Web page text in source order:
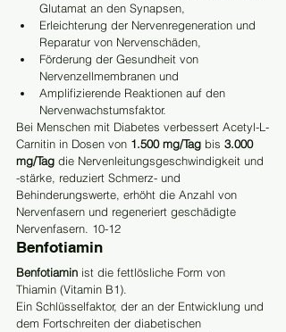
Glutamat an den Synapsen,
Erleichterung der Nervenregeneration und
Reparatur von Nervenschäden,
Förderung der Gesundheit von
Nervenzellmembranen und
Amplifizierende Reaktionen auf den
Nervenwachstumsfaktor.
Bei Menschen mit Diabetes verbessert Acetyl-L-
Carnitin in Dosen von 1.500 mg/Tag bis 3.000
mg/Tag die Nervenleitungsgeschwindigkeit und
-stärke, reduziert Schmerz- und
Behinderungswerte, erhöht die Anzahl von
Nervenfasern und regeneriert geschädigte
Nervenfasern. 10-12
Benfotiamin
Benfotiamin ist die fettlösliche Form von
Thiamin (Vitamin B1).
Ein Schlüsselfaktor, der an der Entwicklung und
dem Fortschreiten der diabetischen